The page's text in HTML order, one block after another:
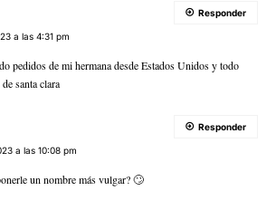
a las 4:31 pm
pedidos de mi hermana desde Estados Unidos y todo
santa clara
Responder
a las 10:08 pm
un nombre más vulgar? 🙄
Responder